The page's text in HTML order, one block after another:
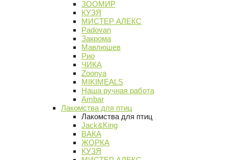
ЗООМИР
КУЗЯ
МИСТЕР АЛЕКС
Padovan
Закрома
Мавлюшев
Рио
ЧИКА
Zoonya
MIKIMEALS
Наша ручная работа
Ambar
Лакомства для птиц
Лакомства для птиц
Jack&King
ВАКА
ЖОРКА
КУЗЯ